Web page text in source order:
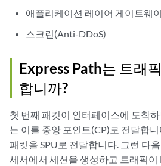
애플리케이션 레이어 게이트웨
스크린(Anti-DDoS)
Express Path는 트래
합니까?
첫 번째 패킷이 인터페이스에 도착
는 이를 중앙 포인트(CP)로 전달합
패킷을 SPU로 전달합니다. 그런 다
세서에서 세션을 생성하고 트래픽이